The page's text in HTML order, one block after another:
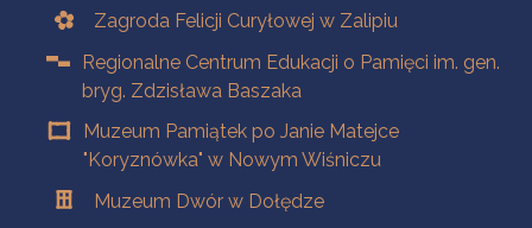
Zagroda Felicji Curyłowej w Zalipiu
Regionalne Centrum Edukacji o Pamięci im. gen.
bryg. Zdzisława Baszaka
Muzeum Pamiątek po Janie Matejce
"Koryznówka" w Nowym Wiśniczu
Muzeum Dwór w Dołędze